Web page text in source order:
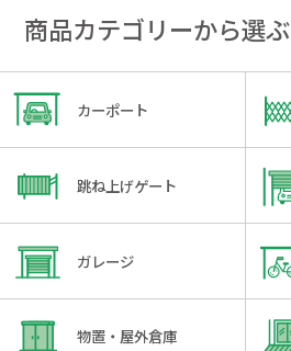
商品カテゴリーから選ぶ
カーポート
跳ね上げゲート
ガレージ
物置・屋外倉庫